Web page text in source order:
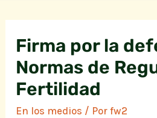
Firma por la
Normas de
Fertilidad
En los medios / Porfw2